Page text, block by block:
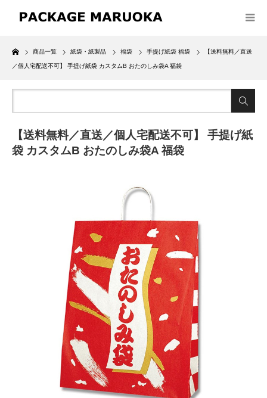
Home
商品一覧 紙袋・紙製品 福袋 手提げ紙袋 福袋 【送料無料／直送
／個人宅配送不可】 手提げ紙袋 カスタムB おたのしみ袋A 福袋
【送料無料／直送／個人宅配送不可】 手提げ紙
袋 カスタムB おたのしみ袋A 福袋